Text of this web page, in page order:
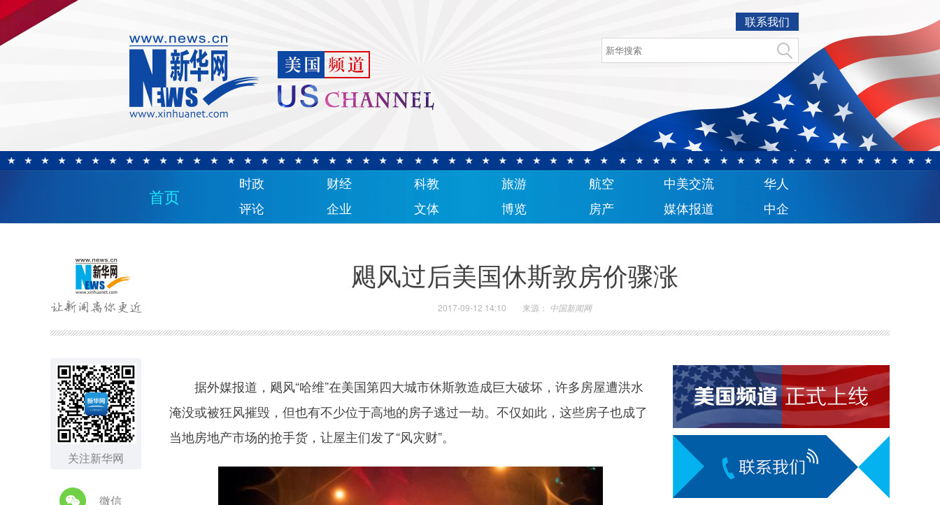
联系我们
首页
时政 财经 科教 旅游 航空 中美交流
华人
评论
企业 文体 博览 房产 媒体报道 中企
飓风过后美国休斯敦房价骤涨
2017-09-12 14:10 来源： 中国新闻网
关注新华网
微信
据外媒报道，飓风“哈维”在美国第四大城市休斯敦造成巨大破坏，许多房屋遭洪水
淹没或被狂风摧毁，但也有不少位于高地的房子逃过一劫。不仅如此，这些房子也成了
当地房地产市场的抢手货，让屋主们发了“风灾财”。